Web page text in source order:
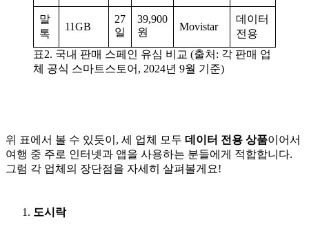
말
톡
11GB
27
일
39,900
원
Movistar
데이터
전용
표2. 국내 판매 스페인 유심 비교 (출처: 각 판매 업
체 공식 스마트스토어, 2024년 9월 기준)
위 표에서 볼 수 있듯이, 세 업체 모두 데이터 전용 상품이어서
여행 중 주로 인터넷과 앱을 사용하는 분들에게 적합합니다.
그럼 각 업체의 장단점을 자세히 살펴볼게요!
도시락